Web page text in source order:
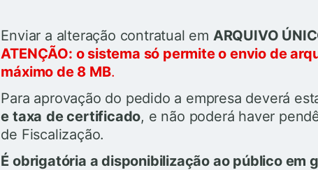
Enviar a alteração contratual em ARQUIVO
ATENÇÃO: o sistema só permite o envio de
máximo de 8 MB.
Para aprovação do pedido a empresa deverá
e taxa de certificado, e não poderá haver
de Fiscalização.
É obrigatória a disponibilização ao público em